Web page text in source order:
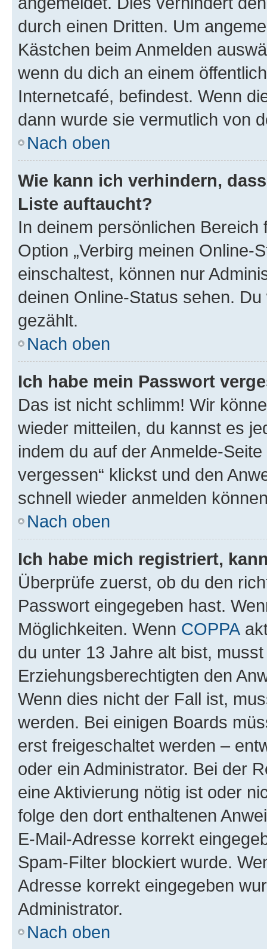
durch einen Dritten. Um
Kästchen beim Anmelden
wenn du dich an einem
Internetcafé, befindest. Wenn
dann wurde sie vermutlich von
Nach oben
Wie kann ich verhindern,
Liste auftaucht?
In deinem persönlichen
Option „Verbirg meinen Online-
einschaltest, können nur
deinen Online-Status sehen.
gezählt.
Nach oben
Ich habe mein Passwort
Das ist nicht schlimm! Wir
wieder mitteilen, du kannst es
indem du auf der Anmelde-
vergessen“ klickst und den
schnell wieder anmelden
Nach oben
Ich habe mich registriert,
Überprüfe zuerst, ob du den
Passwort eingegeben hast.
Möglichkeiten. Wenn COPPA
du unter 13 Jahre alt bist,
Erziehungsberechtigten den
Wenn dies nicht der Fall ist,
werden. Bei einigen Boards
erst freigeschaltet werden –
oder ein Administrator. Bei der
eine Aktivierung nötig ist oder
folge den dort enthaltenen
E-Mail-Adresse korrekt
Spam-Filter blockiert wurde.
Adresse korrekt eingegeben
Administrator.
Nach oben